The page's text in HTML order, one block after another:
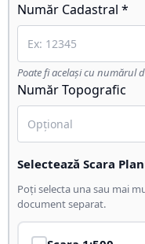
Număr Cadastral *
Poate fi același cu numărul
Număr Topografic
Selectează Scara
Poți selecta una sau mai
document separat.